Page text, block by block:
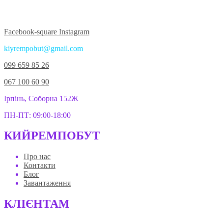
Facebook-square Instagram
kiyrempobut@gmail.com
099 659 85 26
067 100 60 90
Ірпінь, Соборна 152Ж
ПН-ПТ: 09:00-18:00
КИЙРЕМПОБУТ
Про нас
Контакти
Блог
Завантаження
КЛІЄНТАМ